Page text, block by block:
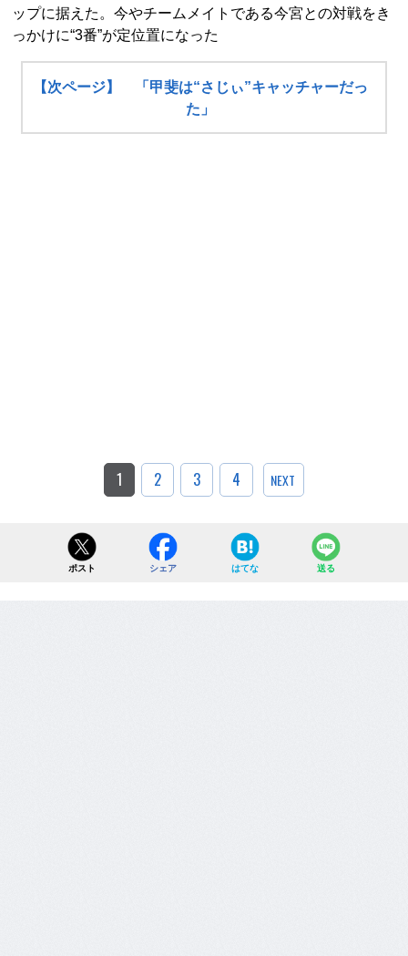
ップに据えた。今やチームメイトである今宮との対戦をき
っかけに“3番”が定位置になった
【次ページ】 「甲斐は“さじぃ”キャッチャーだっ
た」
1 2 3 4 NEXT
ポスト シェア はてな 送る